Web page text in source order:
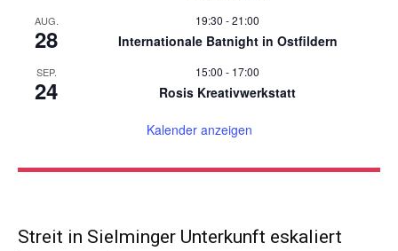
AUG.
28
19:30 -21:00
Internationale Batnight in Ostfildern
SEP.
24
15:00 - 17:00
Rosis Kreativwerkstatt
Kalender anzeigen
Streit in Sielminger Unterkunft eskaliert